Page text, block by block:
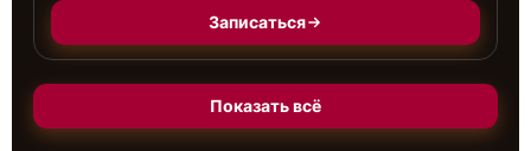
Записаться
Показать всё